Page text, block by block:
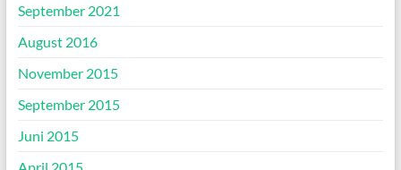
September 2021
August 2016
November 2015
September 2015
Juni 2015